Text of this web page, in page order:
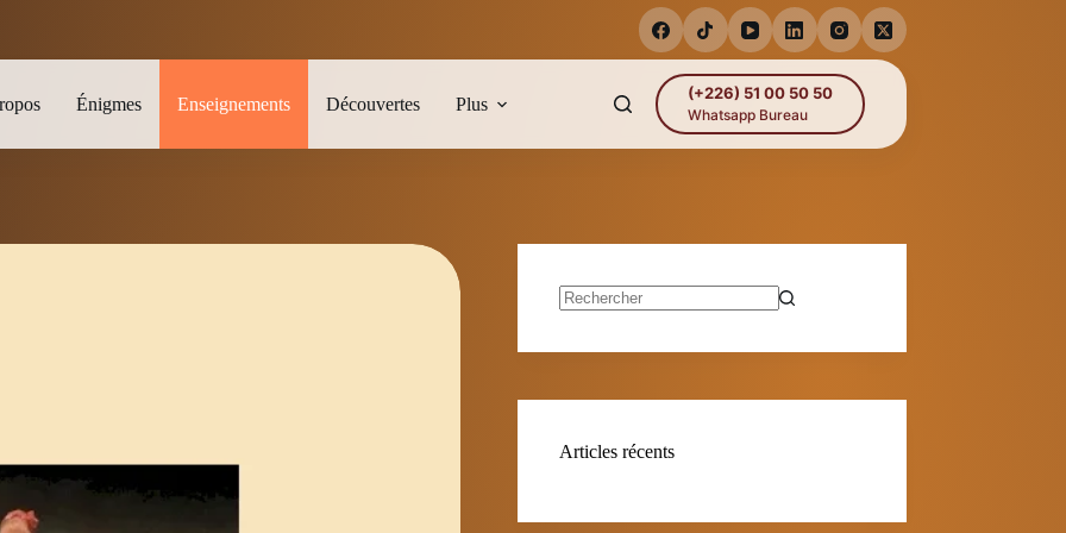
Énigmes Enseignements Découvertes Plus
(+226) 51 00 50 50
Whatsapp Bureau
Articles récents